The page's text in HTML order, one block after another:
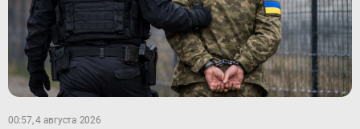
00:57, 4 августа 2026